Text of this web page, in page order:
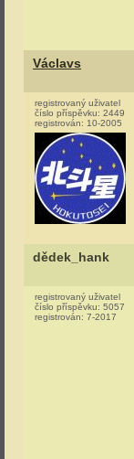
Václavs
registrovaný uživatel
číslo příspěvku: 2449
registrován: 10-2005
dědek_hank
registrovaný uživatel
číslo příspěvku: 5057
registrován: 7-2017